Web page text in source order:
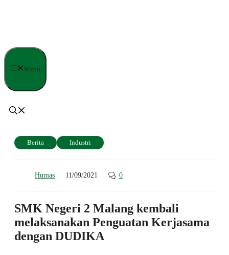
Menu
Berita Industri
Humas 11/09/2021 0
SMK Negeri 2 Malang kembali
melaksanakan Penguatan Kerjasama
dengan DUDIKA